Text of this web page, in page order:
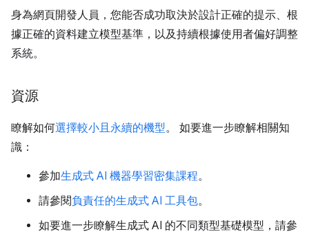
身為網頁開發人員，您能否成功取決於設計正確的提示、根
據正確的資料建立模型基準，以及持續根據使用者偏好調整
系統。
資源
瞭解如何選擇較小且永續的機型。 如要進一步瞭解相關知
識：
參加生成式 AI 機器學習密集課程。
請參閱負責任的生成式 AI 工具包。
如要進一步瞭解生成式 AI 的不同類型基礎模型，請參